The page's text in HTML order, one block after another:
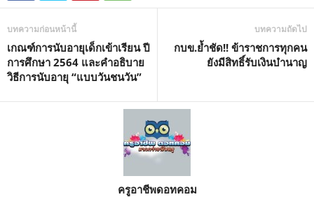
บทความก่อนหน้านี้
เกณฑ์การนับอายุเด็กเข้าเรียน ปี
การศึกษา 2564 และคำอธิบาย
วิธีการนับอายุ “แบบวันชนวัน”
บทความถัดไป
กบข.ย้ำชัด!! ข้าราชการทุกคน
ยังมีสิทธิ์รับเงินบำนาญ
ครูอาชีพดอทคอม